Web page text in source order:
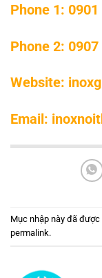
Phone 1:
Phone 2:
Website:
Email:
Mục nhập này đã
permalink.